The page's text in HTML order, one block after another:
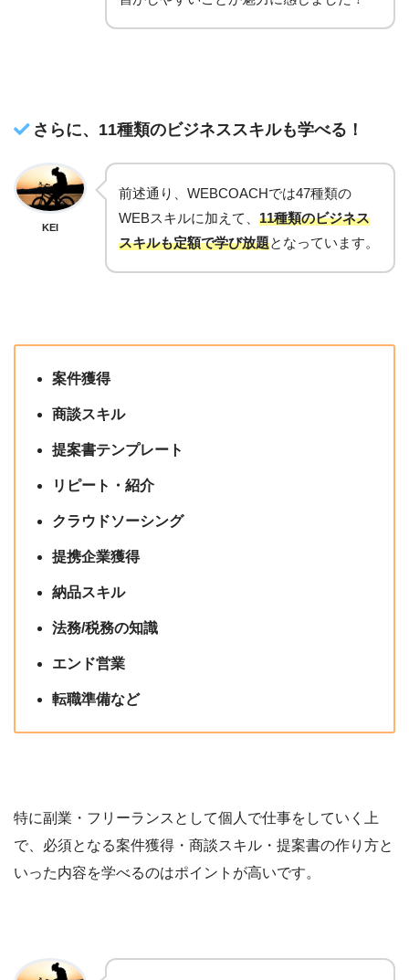
さらに、11種類のビジネススキルも学べる！
KEI
前述通り、WEBCOACHでは47種類の
WEBスキルに加えて、 11種類のビジネス
スキルも定額で学び放題となっています。
案件獲得
商談スキル
提案書テンプレート
リピート・紹介
クラウドソーシング
提携企業獲得
納品スキル
法務/税務の知識
エンド営業
転職準備など
特に副業・フリーランスとして個人で仕事をしていく上
で、必須となる案件獲得・商談スキル・提案書の作り方と
いった内容を学べるのはポイントが高いです。